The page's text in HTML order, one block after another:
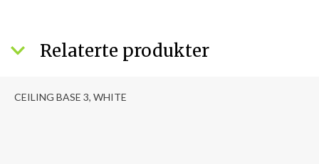
Relaterte produkter
CEILING BASE 3, WHITE